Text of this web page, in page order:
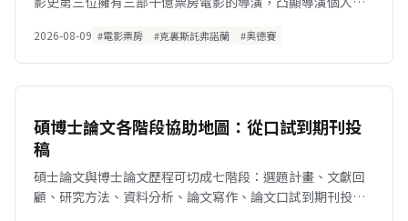
2026-08-09 #電影票房 #克裏斯託弗諾蘭 #奧德賽
碩博士論文各階段協助地圖：從口試到期刊投
稿
碩士論文與博士論文歷程可切成七階段：選題計畫、文獻回
顧、研究方法、資料分析、論文寫作、論文口試到期刊投